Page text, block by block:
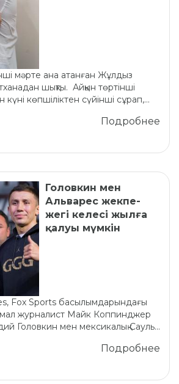
мәрте ана атанған Жұлдыз
шықты. Айқын төртінші
күні көпшіліктен сүйінші сұрап,...
Подробнее
Головкин мен
Альварес жекпе-
жегі келесі жылға
қалуы мүмкін
Fox Sports басылымдарындағы
журналист Майк Коппинджер
Головкин мен мексикалық Сауль...
Подробнее